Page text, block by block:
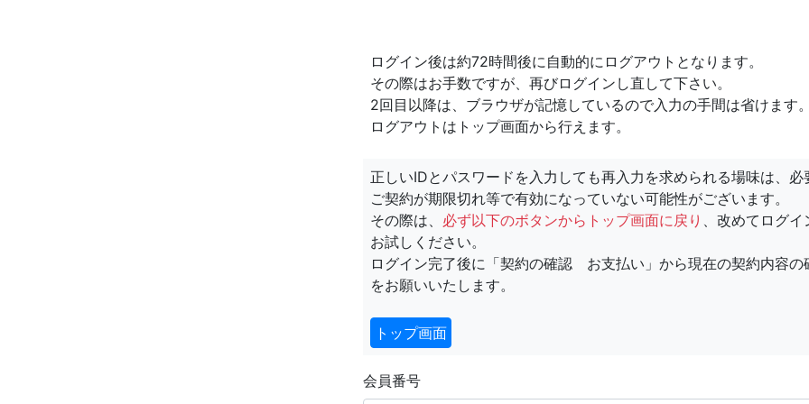
ログイン後は約72時間後に自動的にログアウトとなります。
その際はお手数ですが、再びログインし直して下さい。
2回目以降は、ブラウザが記憶しているので入力の手間は省けます。
ログアウトはトップ画面から行えます。
正しいIDとパスワードを入力しても再入力を求められる場味は、必
ご契約が期限切れ等で有効になっていない可能性がございます。
その際は、 必ず以下のボタンからトップ画面に戻り 、改めてログイ
お試しください。
ログイン完了後に「契約の確認 お支払い」から現在の契約内容の
をお願いいたします。
トップ画面
会員番号